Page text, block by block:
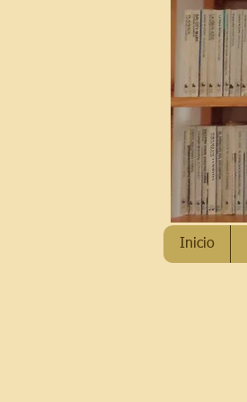
Inicio